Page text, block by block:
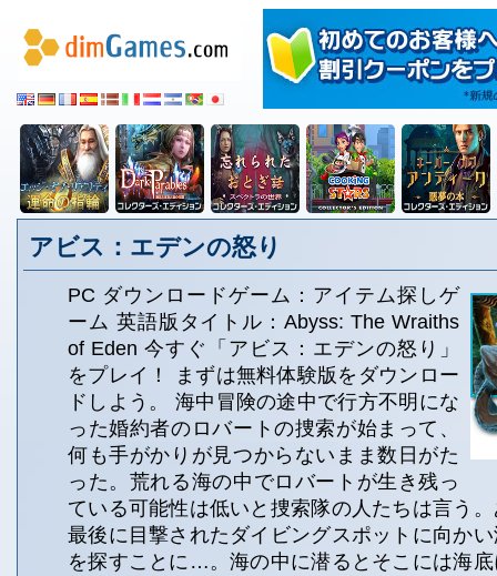
アビス：エデンの怒り
PC ダウンロードゲーム：アイテム探しゲ
ーム 英語版タイトル：Abyss: The Wraiths
of Eden 今すぐ「アビス：エデンの怒り」
をプレイ！ まずは無料体験版をダウンロー
ドしよう。 海中冒険の途中で行方不明にな
った婚約者のロバートの捜索が始まって、
何も手がかりが見つからないまま数日がた
った。荒れる海の中でロバートが生き残っ
ている可能性は低いと捜索隊の人たちは言う
最後に目撃されたダイビングスポットに向か
を探すことに…。海の中に潜るとそこには海